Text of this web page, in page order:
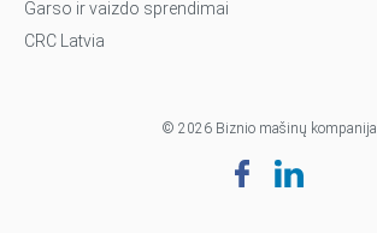
Garso ir vaizdo sprendimai
CRC Latvia
© 2026 Biznio mašinų kompanija